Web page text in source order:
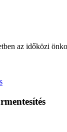
az időközi